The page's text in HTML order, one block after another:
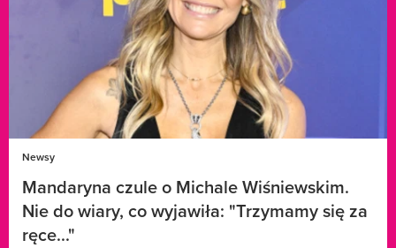
Newsy
Mandaryna czule o Michale Wiśniewskim.
Nie do wiary, co wyjawiła: "Trzymamy się za
ręce..."